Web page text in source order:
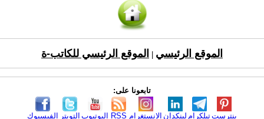
الموقع الرئيسي الموقع الرئيسي للكاتب-ة
تابعونا على:
الفيسبوك التويتر اليوتيوب RSS الانستغرام لينكدإن تيلكرامبنترست